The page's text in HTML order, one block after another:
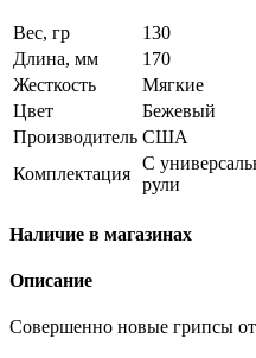
Вес, гр
130
Длина, мм
170
Жесткость
Мягкие
Цвет
Бежевый
Производитель США
Комплектация
С
рули
Наличие в магазинах
Описание
Совершенно новые грипсы